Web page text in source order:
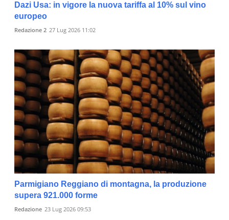
Dazi Usa: in vigore la nuova tariffa al 10% sul vino
europeo
Redazione 2 27 Lug 2026 11:02
Parmigiano Reggiano di montagna, la produzione
supera 921.000 forme
Redazione 23 Lug 2026 09:53